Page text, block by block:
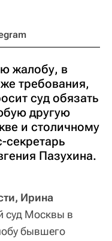
жалобу, в
требования,
суд обязать
другую
и столичному
секретарь
Пазухина.
Ирина
суд Москвы в
бывшего